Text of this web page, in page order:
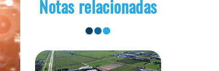
Notas relacionadas